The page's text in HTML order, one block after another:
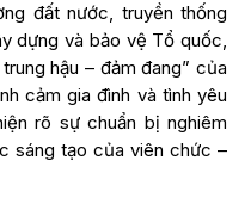
đất nước, truyền thống
dựng và bảo vệ Tổ quốc,
hậu – đảm đang” của
cảm gia đình và tình yêu
rõ sự chuẩn bị nghiêm
sáng tạo của viên chức –